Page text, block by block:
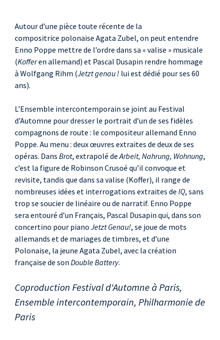
Autour d’une pièce toute récente de la
compositrice polonaise Agata Zubel, on peut entendre
Enno Poppe mettre de l’ordre dans sa « valise » musicale
(Kofferen allemand) et Pascal Dusapin rendre hommage
à Wolfgang Rihm (Jetzt genau ! lui est dédié pour ses 60
ans).
L’Ensemble intercontemporain se joint au Festival
d’Automne pour dresser le portrait d’un de ses fidèles
compagnons de route : le compositeur allemand Enno
Poppe. Au menu : deux œuvres extraites de deux de ses
opéras. Dans Brot, extrapolé deArbeit, Nahrung, Wohnung,
c’est la figure de Robinson Crusoé qu’il convoque et
revisite, tandis que dans sa valise (Koffer), il range de
nombreuses idées et interrogations extraites de IQ, sans
trop se soucier de linéaire ou de narratif. Enno Poppe
sera entouré d’un Français, Pascal Dusapin qui, dans son
concertino pour piano Jetzt Genau!, se joue de mots
allemands et de mariages de timbres, et d’une
Polonaise, la jeune Agata Zubel, avec la création
française de son Double Battery.
Coproduction Festival d'Automne à Paris,
Ensemble intercontemporain, Philharmonie de
Paris